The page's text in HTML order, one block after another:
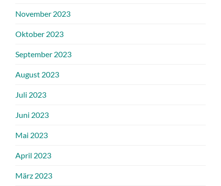
November 2023
Oktober 2023
September 2023
August 2023
Juli 2023
Juni 2023
Mai 2023
April 2023
März 2023